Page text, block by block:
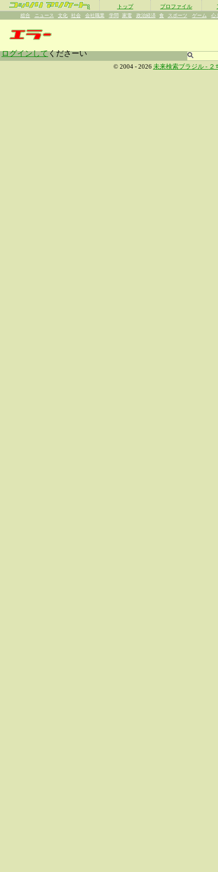
β トップ プロファイル
総合 ニュース 文化 社会 会社職業 学問 家電 政治経済 食 スポーツ ゲーム 心
ログインしてくださーい
© 2004 - 2026 未来検索ブラジル - ２